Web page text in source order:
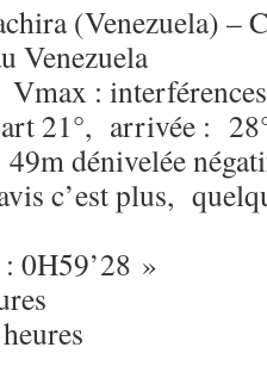
(Venezuela) –
Venezuela
:
21°, arrivée :
dénivelée
c’est plus,
0H59’28 »